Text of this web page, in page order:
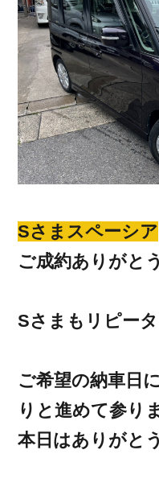
Sさまスペーシア
ご成約ありがと
Sさまもリピー
ご希望の納車日
りと進めて参り
本日はありがと